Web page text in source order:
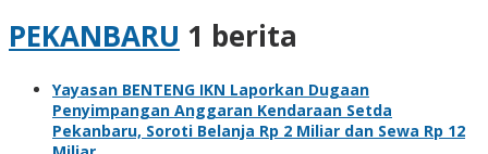
PEKANBARU 1 berita
Yayasan BENTENG IKN Laporkan Dugaan
Penyimpangan Anggaran Kendaraan Setda
Pekanbaru, Soroti Belanja Rp 2 Miliar dan Sewa Rp 12